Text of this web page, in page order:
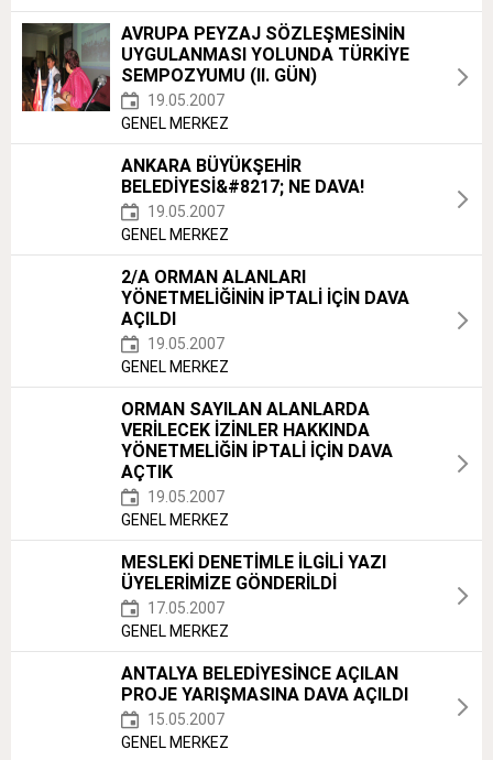
AVRUPA PEYZAJ SÖZLEŞMESİNİN
UYGULANMASI YOLUNDA TÜRKİYE
SEMPOZYUMU (II. GÜN)
19.05.2007
GENEL MERKEZ
ANKARA BÜYÜKŞEHİR
BELEDİYESİ&#8217; NE DAVA!
19.05.2007
GENEL MERKEZ
2/A ORMAN ALANLARI
YÖNETMELİĞİNİN İPTALİ İÇİN DAVA
AÇILDI
19.05.2007
GENEL MERKEZ
ORMAN SAYILAN ALANLARDA
VERİLECEK İZİNLER HAKKINDA
YÖNETMELİĞİN İPTALİ İÇİN DAVA
AÇTIK
19.05.2007
GENEL MERKEZ
MESLEKİ DENETİMLE İLGİLİ YAZI
ÜYELERİMİZE GÖNDERİLDİ
17.05.2007
GENEL MERKEZ
ANTALYA BELEDİYESİNCE AÇILAN
PROJE YARIŞMASINA DAVA AÇILDI
15.05.2007
GENEL MERKEZ